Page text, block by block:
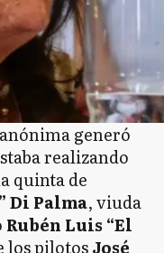
generó
realizando
quinta de
Di Palma, viuda
Rubén Luis “El
los pilotosJosé